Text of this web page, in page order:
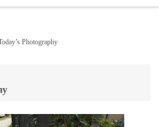
Photography